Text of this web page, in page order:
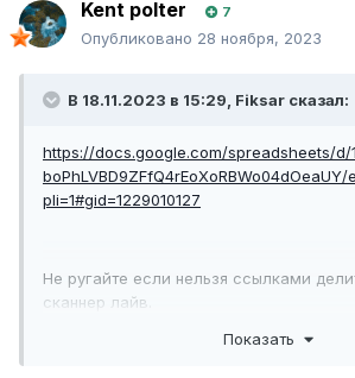
Kent polter 7
Опубликовано 28 ноября, 2023
В 18.11.2023 в 15:29, Fiksar сказал:
https://docs.google.com/spreadsheets/d/
boPhLVBD9ZFfQ4rEoXoRBWo04dOeaUY/
pli=1#gid=1229010127
Не ругайте если нельзя ссылками
сканнер лайв.
Показать